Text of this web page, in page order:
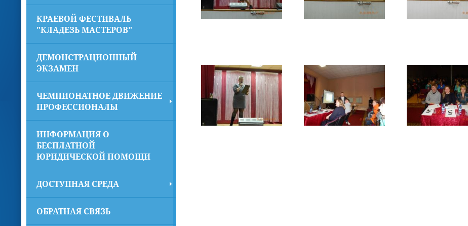
КРАЕВОЙ ФЕСТИВАЛЬ
"КЛАДЕЗЬ МАСТЕРОВ"
ДЕМОНСТРАЦИОННЫЙ
ЭКЗАМЕН
ЧЕМПИОНАТНОЕ ДВИЖЕНИЕ
ПРОФЕССИОНАЛЫ
ИНФОРМАЦИЯ О
БЕСПЛАТНОЙ
ЮРИДИЧЕСКОЙ ПОМОЩИ
ДОСТУПНАЯ СРЕДА
ОБРАТНАЯ СВЯЗЬ